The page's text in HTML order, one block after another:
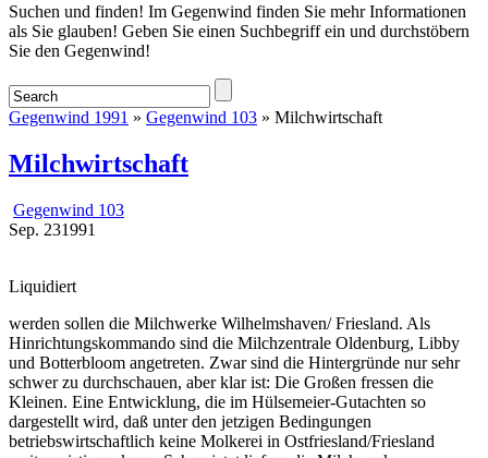
Startseite
Suchen und finden! Im Gegenwind finden Sie mehr Informationen
als Sie glauben! Geben Sie einen Suchbegriff ein und durchstöbern
Sie den Gegenwind!
Gegenwind 1991 » Gegenwind 103 » Milchwirtschaft
Milchwirtschaft
Gegenwind 103
Sep. 231991
Liquidiert
werden sollen die Milchwerke Wilhelmshaven/ Friesland. Als
Hinrichtungskommando sind die Milchzentrale Oldenburg, Libby
und Botterbloom angetreten. Zwar sind die Hintergründe nur sehr
schwer zu durchschauen, aber klar ist: Die Großen fressen die
Kleinen. Eine Entwicklung, die im Hülsemeier-Gutachten so
dargestellt wird, daß unter den jetzigen Bedingungen
betriebswirtschaftlich keine Molkerei in Ostfriesland/Friesland